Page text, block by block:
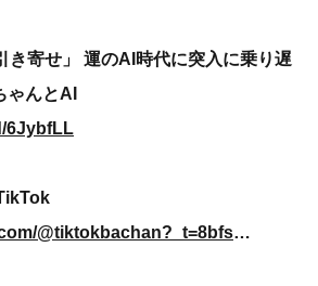
き寄せ」 運のAI時代に突入に乗り遅
ゃんとAI
6JybfLL
https://www.tiktok.com/@tiktokbachan?_t=8bfsytIfNFB&_r=1